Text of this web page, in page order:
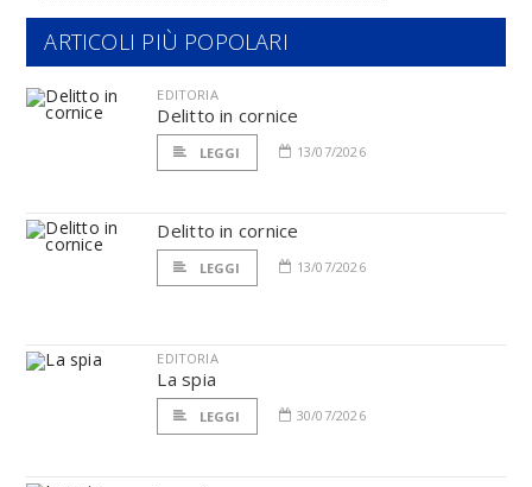
ARTICOLI PIÙ POPOLARI
EDITORIA
Delitto in cornice
LEGGI 13/07/2026
Delitto in cornice
LEGGI 13/07/2026
EDITORIA
La spia
LEGGI 30/07/2026